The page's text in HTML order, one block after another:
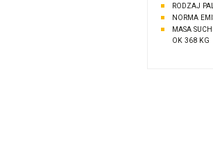
RODZAJ
NORMA
MASA
OK 368 KG